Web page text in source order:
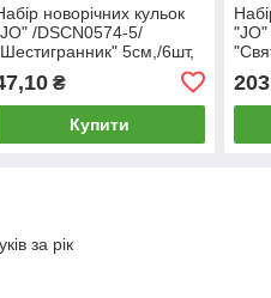
новорічних кульок
/DSCN0574-5/
5см,/6шт,
₴
Купити
за рік